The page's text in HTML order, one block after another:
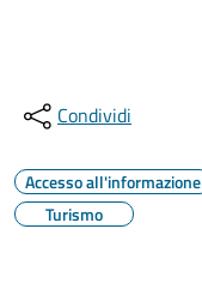
Condividi
Accesso all'informazione
Turismo